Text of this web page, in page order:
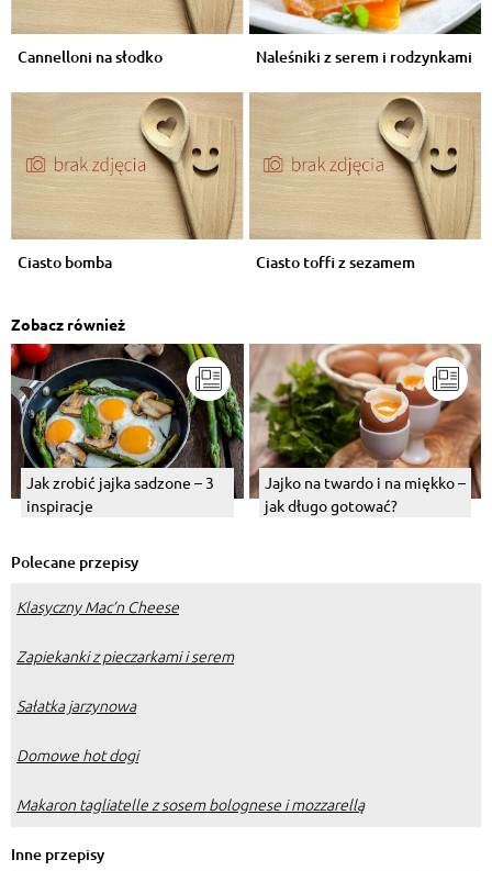
Cannelloni na słodko Naleśniki z serem i rodzynkami
Ciasto bomba Ciasto toffi z sezamem
Zobacz również
Jak zrobić jajka sadzone – 3
inspiracje
Jajko na twardo i na miękko –
jak długo gotować?
Polecane przepisy
Klasyczny Mac’n Cheese
Zapiekanki z pieczarkami i serem
Sałatka jarzynowa
Domowe hot dogi
Makaron tagliatelle z sosem bolognese i mozzarellą
Inne przepisy